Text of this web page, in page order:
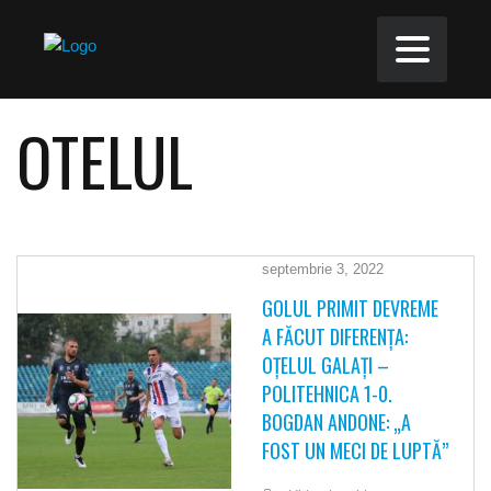
OTELUL
septembrie 3, 2022
GOLUL PRIMIT DEVREME
A FĂCUT DIFERENŢA:
OŢELUL GALAŢI –
POLITEHNICA 1-0.
BOGDAN ANDONE: „A
FOST UN MECI DE LUPTĂ”